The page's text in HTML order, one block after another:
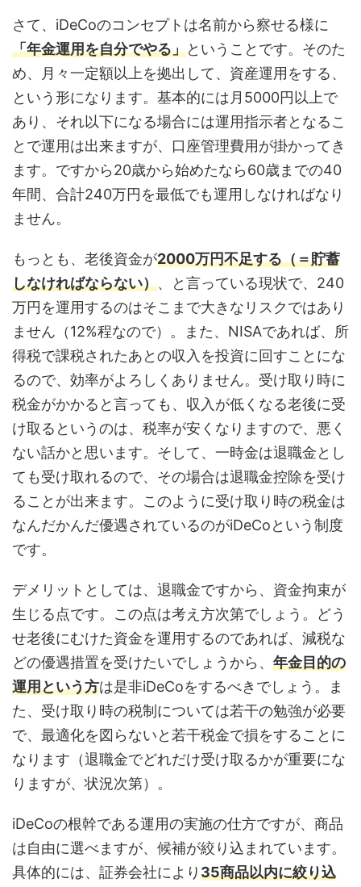
さて、iDeCoのコンセプトは名前から察せる様に
「年金運用を自分でやる」ということです。そのた
め、月々一定額以上を拠出して、資産運用をする、
という形になります。基本的には月5000円以上で
あり、それ以下になる場合には運用指示者となるこ
とで運用は出来ますが、口座管理費用が掛かってき
ます。ですから20歳から始めたなら60歳までの40
年間、合計240万円を最低でも運用しなければなり
ません。
もっとも、老後資金が2000万円不足する（＝貯蓄
しなければならない）、と言っている現状で、240
万円を運用するのはそこまで大きなリスクではあり
ません（12%程なので）。また、NISAであれば、所
得税で課税されたあとの収入を投資に回すことにな
るので、効率がよろしくありません。受け取り時に
税金がかかると言っても、収入が低くなる老後に受
け取るというのは、税率が安くなりますので、悪く
ない話かと思います。そして、一時金は退職金とし
ても受け取れるので、その場合は退職金控除を受け
ることが出来ます。このように受け取り時の税金は
なんだかんだ優遇されているのがiDeCoという制度
です。
デメリットとしては、退職金ですから、資金拘束が
生じる点です。この点は考え方次第でしょう。どう
せ老後にむけた資金を運用するのであれば、減税な
どの優遇措置を受けたいでしょうから、 年金目的の
運用という方は是非iDeCoをするべきでしょう。ま
た、受け取り時の税制については若干の勉強が必要
で、最適化を図らないと若干税金で損をすることに
なります（退職金でどれだけ受け取るかが重要にな
りますが、状況次第）。
iDeCoの根幹である運用の実施の仕方ですが、商品
は自由に選べますが、候補が絞り込まれています。
具体的には、証券会社により35商品以内に絞り込